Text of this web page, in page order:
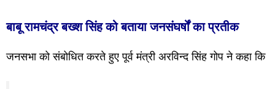
बाबू रामचंद्र बख्श सिंह को बताया जनसंघर्षों का प्रतीक
जनसभा को संबोधित करते हुए पूर्व मंत्री अरविन्द सिंह गोप ने कहा कि